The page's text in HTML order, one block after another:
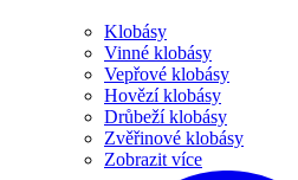
Klobásy
Vinné klobásy
Vepřové klobásy
Hovězí klobásy
Drůbeží klobásy
Zvěřinové klobásy
Zobrazit více